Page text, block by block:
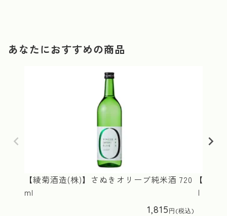
あなたにおすすめの商品
【綾菊酒造(株)】さぬきオリーブ純米酒 720
ml
1,815
【西
ｌ